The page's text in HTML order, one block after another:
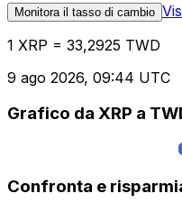
Monitora il tasso di cambio
1 XRP = 33,2925 TWD
9 ago 2026, 09:44 UTC
Grafico da XRP a
Confronta e